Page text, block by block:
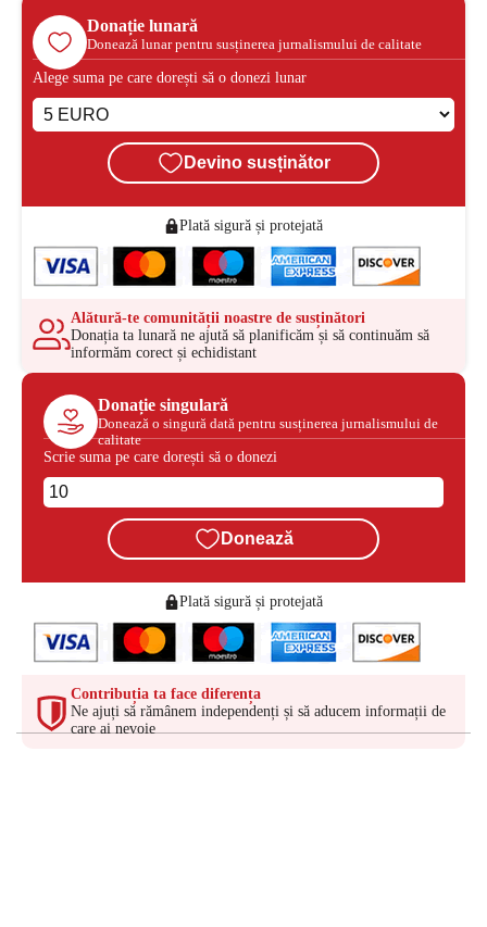
Donație lunară
Donează lunar pentru susținerea jurnalismului de calitate
Alege suma pe care dorești să o donezi lunar
Devino susținător
Plată sigură și protejată
Alătură-te comunității noastre de susținători
Donația ta lunară ne ajută să planificăm și să continuăm să
informăm corect și echidistant
Donație singulară
Donează o singură dată pentru susținerea jurnalismului de
calitate
Scrie suma pe care dorești să o donezi
Donează
Plată sigură și protejată
Contribuția ta face diferența
Ne ajuți să rămânem independenți și să aducem informații de
care ai nevoie